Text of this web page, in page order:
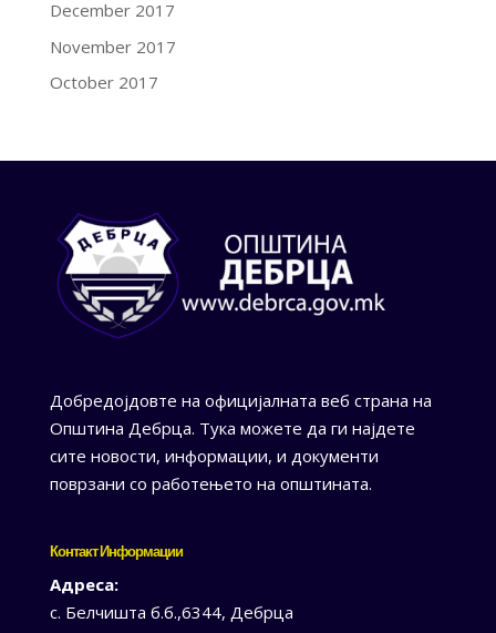
December 2017
November 2017
October 2017
Добредојдовте на официјалната веб страна на
Општина Дебрца. Тука можете да ги најдете
сите новости, информации, и документи
поврзани со работењето на општината.
Контакт Информации
Адреса:
с. Белчишта б.б.,6344, Дебрца